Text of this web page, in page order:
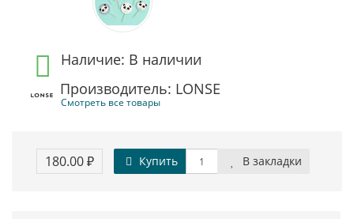
Наличие: В наличии
Производитель: LONSE
Смотреть все товары
180.00 ₽ Купить В закладки